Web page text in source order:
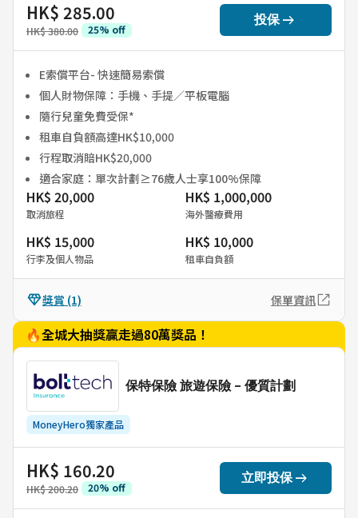
HK$ 285.00
HK$ 380.00 25% off
投保arrow_right_alt
E索償平台- 快速簡易索償
個人財物保障：手機、手提／平板電腦
隨行兒童免費受保*
租車自負額高達HK$10,000
行程取消賠HK$20,000
適合家庭：單次計劃≥76歲人士享100%保障
HK$ 20,000
取消旅程
HK$ 1,000,000
海外醫療費用
HK$ 15,000
行李及個人物品
HK$ 10,000
租車自負額
獎賞 (1) 保單資訊
🔥全城大抽獎贏走過80萬獎品！
保特保險 旅遊保險 - 優質計劃
MoneyHero獨家產品
HK$ 160.20
HK$ 200.20 20% off
立即投保arrow_right_alt